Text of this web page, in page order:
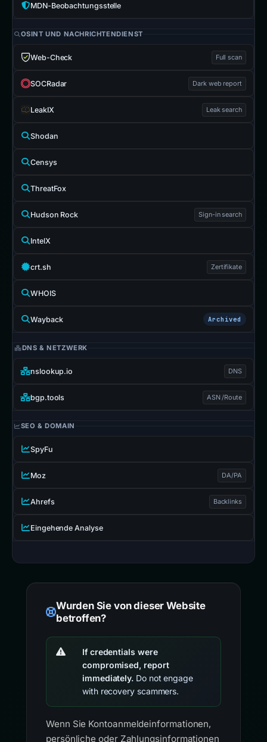
MDN-Beobachtungsstelle
OSINT UND NACHRICHTENDIENST
Web-Check Full scan
SOCRadar Dark web report
LeakIX Leak search
Shodan
Censys
ThreatFox
Hudson Rock Sign-in search
IntelX
crt.sh Zertifikate
WHOIS
Wayback Archived
DNS & NETZWERK
nslookup.io DNS
bgp.tools ASN /Route
SEO & DOMAIN
SpyFu
Moz DA/PA
Ahrefs Backlinks
Eingehende Analyse
Wurden Sie von dieser Website
betroffen?
If credentials were
compromised, report
immediately. Do not engage
with recovery scammers.
Wenn Sie Kontoanmeldeinformationen,
persönliche oder Zahlungsinformationen